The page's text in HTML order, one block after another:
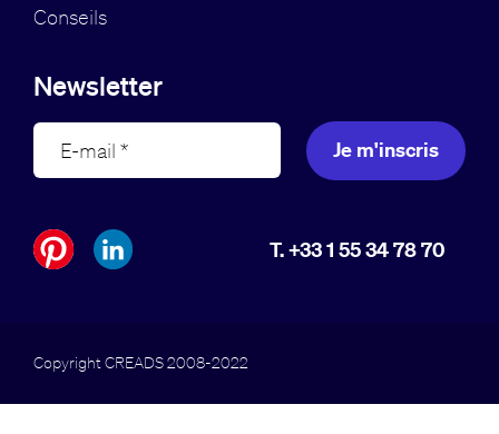
Conseils
Newsletter
Je m'inscris
T. +33 1 55 34 78 70
Copyright CREADS 2008-2022